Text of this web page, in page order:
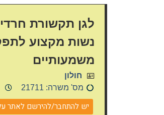
לגן תקשורת
נשות מקצוע
משמעותיים
חולון
מס' משרה: 21711
יש להתחבר/להירשם לאתר